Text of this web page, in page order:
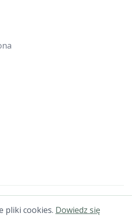
Wszelkie prawa zastrzeżone.
pliki cookies. Dowiedz się